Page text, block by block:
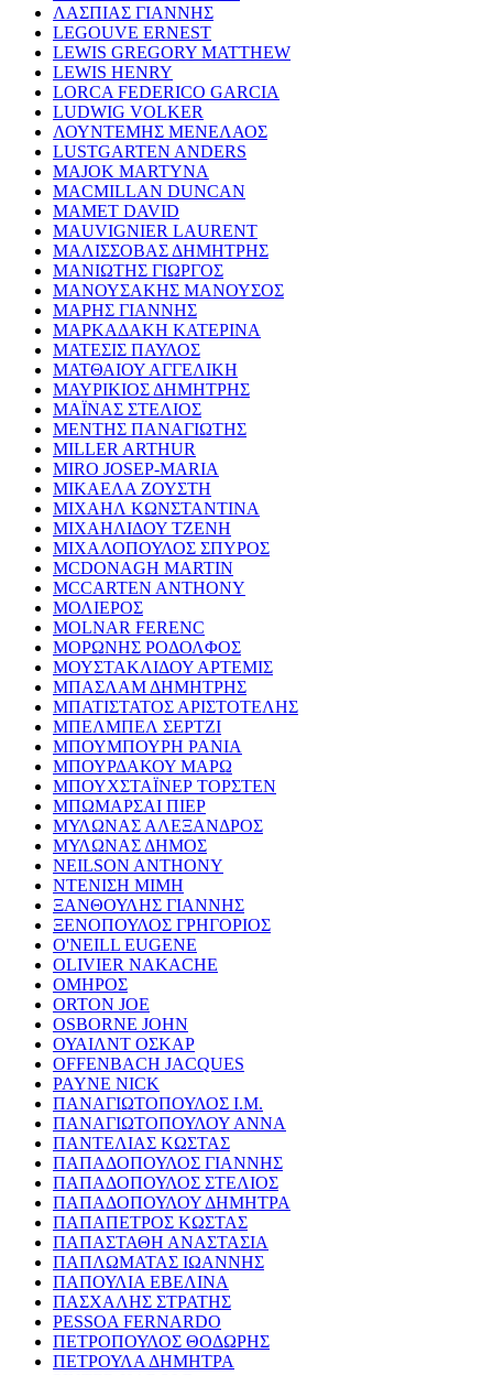
ΛΑΣΠΙΑΣ ΓΙΑΝΝΗΣ
LEGOUVE ERNEST
LEWIS GREGORY MATTHEW
LEWIS HENRY
LORCA FEDERICO GARCIA
LUDWIG VOLKER
ΛΟΥΝΤΕΜΗΣ ΜΕΝΕΛΑΟΣ
LUSTGARTEN ANDERS
MAJOK MARTYNA
MACMILLAN DUNCAN
MAMET DAVID
MAUVIGNIER LAURENT
ΜΑΛΙΣΣΟΒΑΣ ΔΗΜΗΤΡΗΣ
ΜΑΝΙΩΤΗΣ ΓΙΩΡΓΟΣ
ΜΑΝΟΥΣΑΚΗΣ ΜΑΝΟΥΣΟΣ
ΜΑΡΗΣ ΓΙΑΝΝΗΣ
ΜΑΡΚΑΔΑΚΗ ΚΑΤΕΡΙΝΑ
ΜΑΤΕΣΙΣ ΠΑΥΛΟΣ
ΜΑΤΘΑΙΟΥ ΑΓΓΕΛΙΚΗ
ΜΑΥΡΙΚΙΟΣ ΔΗΜΗΤΡΗΣ
ΜΑΪΝΑΣ ΣΤΕΛΙΟΣ
ΜΕΝΤΗΣ ΠΑΝΑΓΙΩΤΗΣ
MILLER ARTHUR
MIRO JOSEP-MARIA
ΜΙΚΑΕΛΑ ΖΟΥΣΤΗ
ΜΙΧΑΗΛ ΚΩΝΣΤΑΝΤΙΝΑ
ΜΙΧΑΗΛΙΔΟΥ ΤΖΕΝΗ
ΜΙΧΑΛΟΠΟΥΛΟΣ ΣΠΥΡΟΣ
MCDONAGH MARTIN
MCCARTEN ANTHONY
ΜΟΛΙΕΡΟΣ
MOLNAR FERENC
ΜΟΡΩΝΗΣ ΡΟΔΟΛΦΟΣ
ΜΟΥΣΤΑΚΛΙΔΟΥ ΑΡΤΕΜΙΣ
ΜΠΑΣΛΑΜ ΔΗΜΗΤΡΗΣ
ΜΠΑΤΙΣΤΑΤΟΣ ΑΡΙΣΤΟΤΕΛΗΣ
ΜΠΕΛΜΠΕΛ ΣΕΡΤΖΙ
ΜΠΟΥΜΠΟΥΡΗ ΡΑΝΙΑ
ΜΠΟΥΡΔΑΚΟΥ ΜΑΡΩ
ΜΠΟΥΧΣΤΑΪΝΕΡ ΤΟΡΣΤΕΝ
ΜΠΩΜΑΡΣΑΙ ΠΙΕΡ
ΜΥΛΩΝΑΣ ΑΛΕΞΑΝΔΡΟΣ
ΜΥΛΩΝΑΣ ΔΗΜΟΣ
NEILSON ANTHONY
ΝΤΕΝΙΣΗ ΜΙΜΗ
ΞΑΝΘΟΥΛΗΣ ΓΙΑΝΝΗΣ
ΞΕΝΟΠΟΥΛΟΣ ΓΡΗΓΟΡΙΟΣ
O'NEILL EUGENE
OLIVIER NAKACHE
ΟΜΗΡΟΣ
ORTON JOE
OSBORNE JOHN
ΟΥΑΙΛΝΤ ΟΣΚΑΡ
OFFENBACH JACQUES
PAYNE NICK
ΠΑΝΑΓΙΩΤΟΠΟΥΛΟΣ Ι.Μ.
ΠΑΝΑΓΙΩΤΟΠΟΥΛΟΥ ΑΝΝΑ
ΠΑΝΤΕΛΙΑΣ ΚΩΣΤΑΣ
ΠΑΠΑΔΟΠΟΥΛΟΣ ΓΙΑΝΝΗΣ
ΠΑΠΑΔΟΠΟΥΛΟΣ ΣΤΕΛΙΟΣ
ΠΑΠΑΔΟΠΟΥΛΟΥ ΔΗΜΗΤΡΑ
ΠΑΠΑΠΕΤΡΟΣ ΚΩΣΤΑΣ
ΠΑΠΑΣΤΑΘΗ ΑΝΑΣΤΑΣΙΑ
ΠΑΠΛΩΜΑΤΑΣ ΙΩΑΝΝΗΣ
ΠΑΠΟΥΛΙΑ ΕΒΕΛΙΝΑ
ΠΑΣΧΑΛΗΣ ΣΤΡΑΤΗΣ
PESSOA FERNARDO
ΠΕΤΡΟΠΟΥΛΟΣ ΘΟΔΩΡΗΣ
ΠΕΤΡΟΥΛΑ ΔΗΜΗΤΡΑ